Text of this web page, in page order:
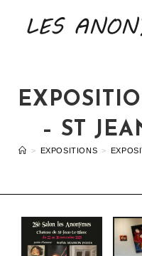
– ST
> EXPOSITIONS >